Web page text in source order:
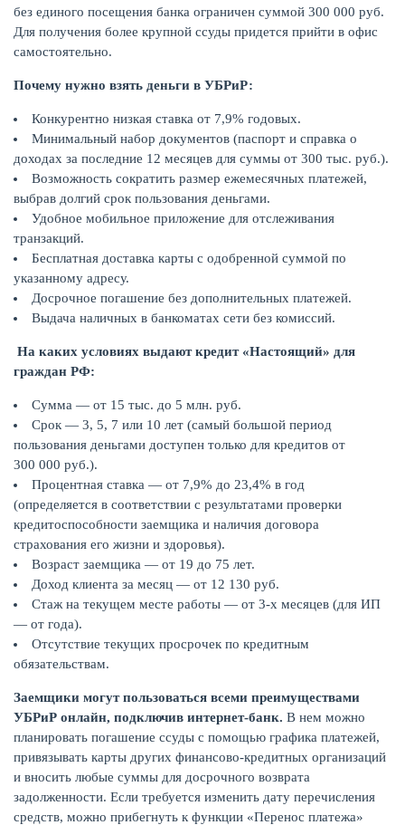
ЕЩЁ
ЖУРНАЛ
без единого посещения банка ограничен суммой 300 000 руб.
Для получения более крупной ссуды придется прийти в офис
самостоятельно.
Почему нужно взять деньги в УБРиР:
Конкурентно низкая ставка от 7,9% годовых.
Минимальный набор документов (паспорт и справка о
доходах за последние 12 месяцев для суммы от 300 тыс. руб.).
Возможность сократить размер ежемесячных платежей,
выбрав долгий срок пользования деньгами.
Удобное мобильное приложение для отслеживания
транзакций.
Бесплатная доставка карты с одобренной суммой по
указанному адресу.
Досрочное погашение без дополнительных платежей.
Выдача наличных в банкоматах сети без комиссий.
На каких условиях выдают кредит «Настоящий» для
граждан РФ:
Сумма — от 15 тыс. до 5 млн. руб.
Срок — 3, 5, 7 или 10 лет (самый большой период
пользования деньгами доступен только для кредитов от
300 000 руб.).
Процентная ставка — от 7,9% до 23,4% в год
(определяется в соответствии с результатами проверки
кредитоспособности заемщика и наличия договора
страхования его жизни и здоровья).
Возраст заемщика — от 19 до 75 лет.
Доход клиента за месяц — от 12 130 руб.
Стаж на текущем месте работы — от 3-х месяцев (для ИП
— от года).
Отсутствие текущих просрочек по кредитным
обязательствам.
Заемщики могут пользоваться всеми преимуществами
УБРиР онлайн, подключив интернет-банк. В нем можно
планировать погашение ссуды с помощью графика платежей,
привязывать карты других финансово-кредитных организаций
и вносить любые суммы для досрочного возврата
задолженности. Если требуется изменить дату перечисления
средств, можно прибегнуть к функции «Перенос платежа»